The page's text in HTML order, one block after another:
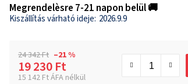
Megrendelèsre 7-21 napon belül 🚚
2026.9.9
24 342 Ft –21 %
19 230 Ft
15 142 Ft ÁFA nélkül